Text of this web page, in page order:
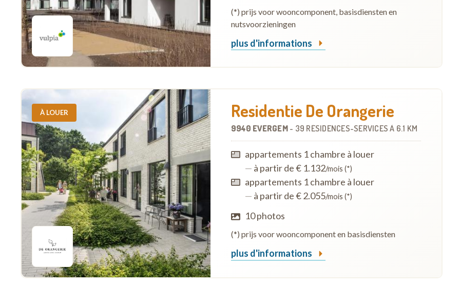
(*) prijs voor wooncomponent, basisdiensten en
nutsvoorzieningen
plus d'informations
À LOUER Residentie De Orangerie
9940 EVERGEM - 39 RÉSIDENCES-SERVICESÀ 6.1 KM
appartements 1 chambre à louer
— à partir de € 1.132/mois (*)
appartements 1 chambre à louer
— à partir de € 2.055/mois (*)
10 photos
(*) prijs voor wooncomponent en basisdiensten
plus d'informations